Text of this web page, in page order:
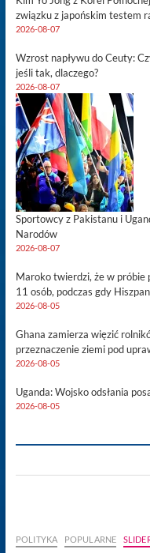
związku z japońskim testem
2026-08-07
Wzrost napływu do Ceuty:
jeśli tak, dlaczego?
2026-08-07
Sportowcy z Pakistanu i
Narodów
2026-08-07
Maroko twierdzi, że w próbie
11 osób, podczas gdy
2026-08-05
Ghana zamierza więzić
przeznaczenie ziemi pod
2026-08-05
Uganda: Wojsko odsłania
2026-08-05
POLITYKA POPULARNE